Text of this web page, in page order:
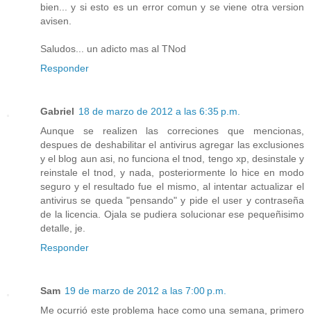
bien... y si esto es un error comun y se viene otra version
avisen.
Saludos... un adicto mas al TNod
Responder
Gabriel 18 de marzo de 2012 a las 6:35 p.m.
Aunque se realizen las correciones que mencionas,
despues de deshabilitar el antivirus agregar las exclusiones
y el blog aun asi, no funciona el tnod, tengo xp, desinstale y
reinstale el tnod, y nada, posteriormente lo hice en modo
seguro y el resultado fue el mismo, al intentar actualizar el
antivirus se queda "pensando" y pide el user y contraseña
de la licencia. Ojala se pudiera solucionar ese pequeñisimo
detalle, je.
Responder
Sam 19 de marzo de 2012 a las 7:00 p.m.
Me ocurrió este problema hace como una semana, primero